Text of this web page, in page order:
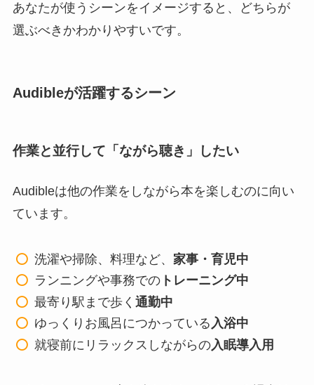
あなたが使うシーンをイメージすると、どちらが
選ぶべきかわかりやすいです。
Audibleが活躍するシーン
作業と並行して「ながら聴き」したい
Audibleは他の作業をしながら本を楽しむのに向い
ています。
洗濯や掃除、料理など、家事・育児中
ランニングや事務での トレーニング中
最寄り駅まで歩く通勤中
ゆっくりお風呂につかっている 入浴中
就寝前にリラックスしながらの入眠導入用